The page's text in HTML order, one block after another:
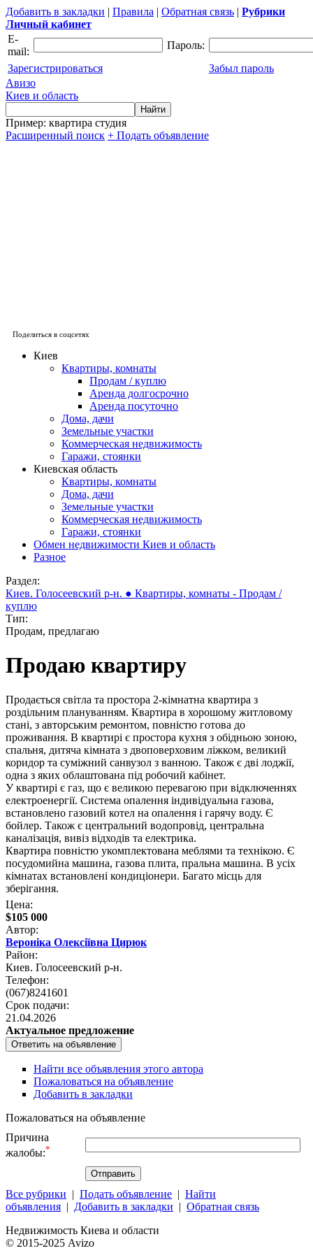
Добавить в закладки | Правила | Обратная связь | Рубрики
Личный кабинет
E-
mail:
Пароль:
Зарегистрироваться
Забыл пароль
Авизо
Киев и область
Пример: квартира студия
Расширенный поиск + Подать объявление
Поделиться в соцсетях
Киев
Квартиры, комнаты
Продам / куплю
Аренда долгосрочно
Аренда посуточно
Дома, дачи
Земельные участки
Коммерческая недвижимость
Гаражи, стоянки
Киевская область
Квартиры, комнаты
Дома, дачи
Земельные участки
Коммерческая недвижимость
Гаражи, стоянки
Обмен недвижимости Киев и область
Разное
Раздел:
Киев. Голосеевский р-н. ● Квартиры, комнаты - Продам /
куплю
Тип:
Продам, предлагаю
Продаю квартиру
Продається світла та простора 2-кімнатна квартира з
роздільним плануванням. Квартира в хорошому житловому
стані, з авторським ремонтом, повністю готова до
проживання. В квартирі є простора кухня з обідньою зоною,
спальня, дитяча кімната з двоповерховим ліжком, великий
коридор та суміжний санвузол з ванною. Також є дві лоджії,
одна з яких облаштована під робочий кабінет.
У квартирі є газ, що є великою перевагою при відключеннях
електроенергії. Система опалення індивідуальна газова,
встановлено газовий котел на опалення і гарячу воду. Є
бойлер. Також є центральний водопровід, центральна
каналізація, вивіз відходів та електрика.
Квартира повністю укомплектована меблями та технікою. Є
посудомийна машина, газова плита, пральна машина. В усіх
кімнатах встановлені кондиціонери. Багато місць для
зберігання.
Цена:
$105 000
Автор:
Вероніка Олексіївна Цирюк
Район:
Киев. Голосеевский р-н.
Телефон:
(067)8241601
Срок подачи:
21.04.2026
Актуальное предложение
Найти все объявления этого автора
Пожаловаться на объявление
Добавить в закладки
Пожаловаться на объявление
Причина
жалобы:*
Все рубрики | Подать объявление | Найти
объявления | Добавить в закладки | Обратная связь
Недвижимость Киева и области
© 2015-2025 Avizo